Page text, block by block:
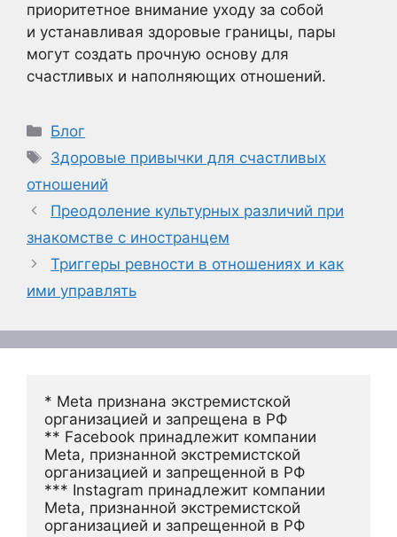
приоритетное внимание уходу за собой
и устанавливая здоровые границы, пары
могут создать прочную основу для
счастливых и наполняющих отношений.
Рубрики
Блог
Метки
Здоровые привычки для счастливых
отношений
Преодоление культурных различий при
знакомстве с иностранцем
Триггеры ревности в отношениях и как
ими управлять
* Meta признана экстремистской
организацией и запрещена в РФ
** Facebook принадлежит компании
Meta, признанной экстремистской
организацией и запрещенной в РФ
*** Instagram принадлежит компании
Meta, признанной экстремистской
организацией и запрещенной в РФ